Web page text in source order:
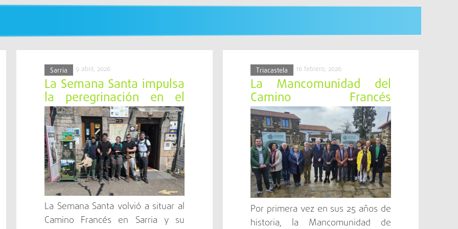
agricultura y el turismo jacobeo conviven en armonía, mientras que la ciudad continúa recibiendo a
su esencia histórica y su hospitalidad secular. Sarria se presenta como un punto de encuentro entre
Sarria 9 abril, 2026
La Semana Santa impulsa
la peregrinación en el
Camino Francés a su
paso por Sarria, con una
ocupación cercana al
90%
La Semana Santa volvió a situar al
Camino Francés en Sarria y su
Triacastela 16 febrero, 2026
La Mancomunidad del
Camino Francés
reivindica su papel como
eje cultural de Europa
Por primera vez en sus 25 años de
historia, la Mancomunidad de